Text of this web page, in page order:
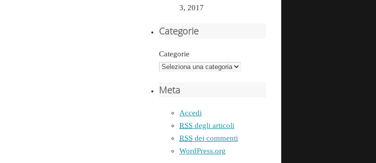
3, 2017
Categorie
Categorie
Meta
Accedi
RSS degli articoli
RSS dei commenti
WordPress.org